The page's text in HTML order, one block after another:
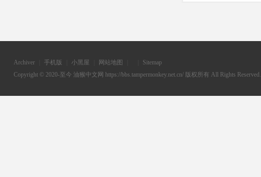
Archiver 手机版 小黑屋 网站地图
Sitemap
Copyright © 2020-至今 油猴中文网 https://bbs.tampermonkey.net.cn/ 版权所有 All Rights Reserved.